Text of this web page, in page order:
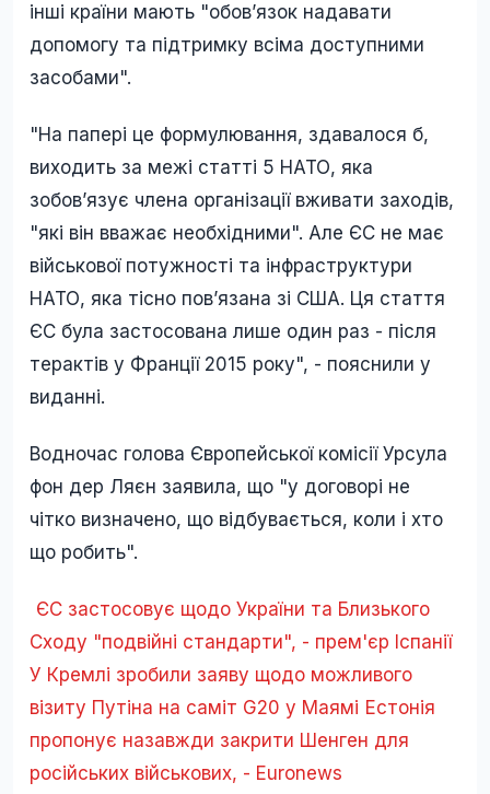
інші країни мають "обов’язок надавати
допомогу та підтримку всіма доступними
засобами".
"На папері це формулювання, здавалося б,
виходить за межі статті 5 НАТО, яка
зобов’язує члена організації вживати заходів,
"які він вважає необхідними". Але ЄС не має
військової потужності та інфраструктури
НАТО, яка тісно пов’язана зі США. Ця стаття
ЄС була застосована лише один раз - після
терактів у Франції 2015 року", - пояснили у
виданні.
Водночас голова Європейської комісії Урсула
фон дер Ляєн заявила, що "у договорі не
чітко визначено, що відбувається, коли і хто
що робить".
ЄС застосовує щодо України та Близького
Сходу "подвійні стандарти", - прем'єр Іспанії
У Кремлі зробили заяву щодо можливого
візиту Путіна на саміт G20 у Маямі Естонія
пропонує назавжди закрити Шенген для
російських військових, - Euronews